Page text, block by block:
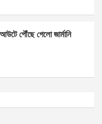
পৌঁছে গেলো জার্মানি